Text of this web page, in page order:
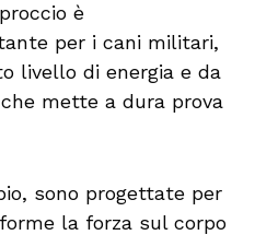
è
per i cani militari,
livello di energia e da
mette a dura prova
sono progettate per
la forza sul corpo